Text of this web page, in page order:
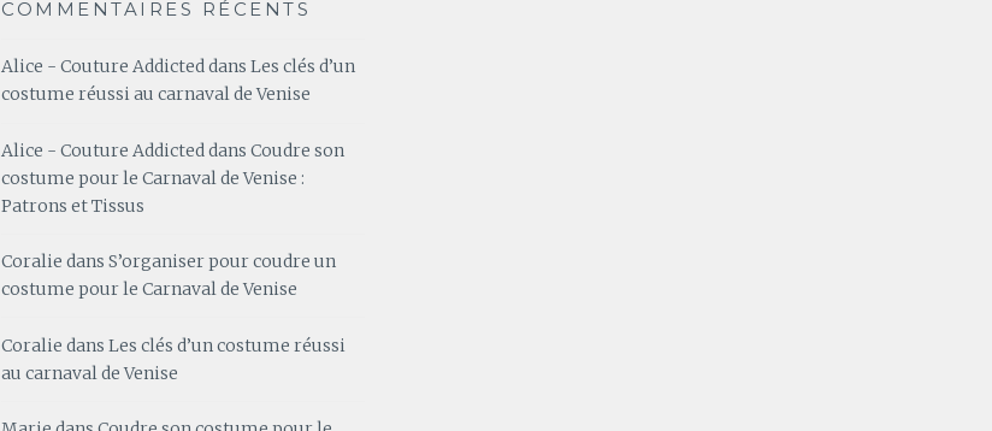
COMMENTAIRES RÉCENTS
Alice - Couture Addicteddans Les clés d’un
costume réussi au carnaval de Venise
Alice - Couture Addicteddans Coudre son
costume pour le Carnaval de Venise :
Patrons et Tissus
Coralie dans S’organiser pour coudre un
costume pour le Carnaval de Venise
Coralie dans Les clés d’un costume réussi
au carnaval de Venise